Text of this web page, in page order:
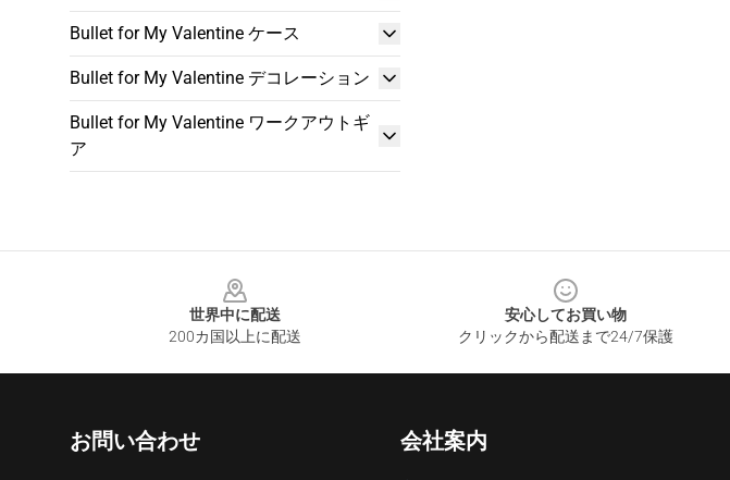
Bullet for My Valentine ケース
Bullet for My Valentine デコレーション
Bullet for My Valentine ワークアウトギ
ア
世界中に配送
200カ国以上に配送
安心してお買い物
クリックから配送まで24/7保護
お問い合わせ 会社案内